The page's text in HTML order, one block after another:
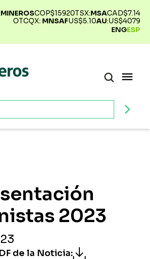
MINEROSCOP$15920TSX:MSACAD$7.14
OTCQX: MNSAFUS$5.10AU:US$4079
ENGESP
2023
de la Noticia: